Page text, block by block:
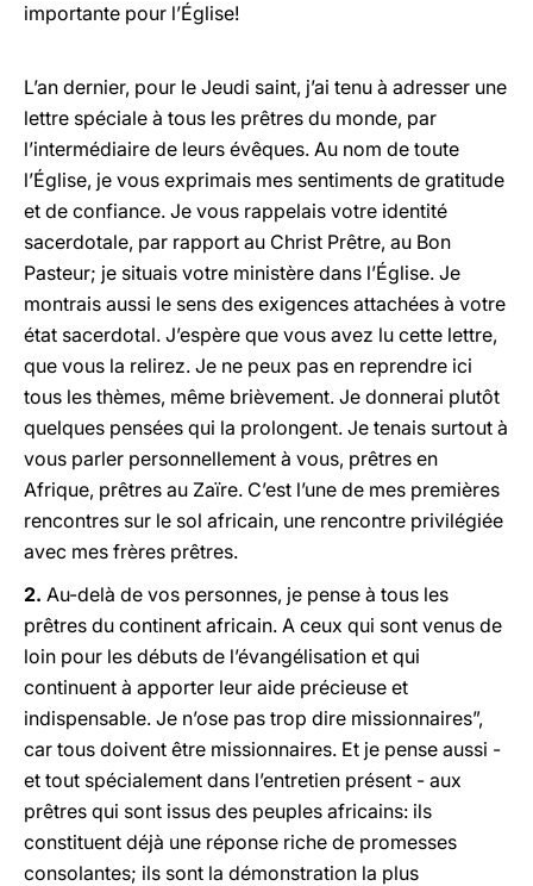
importante pour l’Église!
L’an dernier, pour le Jeudi saint, j’ai tenu à adresser une
lettre spéciale à tous les prêtres du monde, par
l’intermédiaire de leurs évêques. Au nom de toute
l’Église, je vous exprimais mes sentiments de gratitude
et de confiance. Je vous rappelais votre identité
sacerdotale, par rapport au Christ Prêtre, au Bon
Pasteur; je situais votre ministère dans l’Église. Je
montrais aussi le sens des exigences attachées à votre
état sacerdotal. J’espère que vous avez lu cette lettre,
que vous la relirez. Je ne peux pas en reprendre ici
tous les thèmes, même brièvement. Je donnerai plutôt
quelques pensées qui la prolongent. Je tenais surtout à
vous parler personnellement à vous, prêtres en
Afrique, prêtres au Zaïre. C’est l’une de mes premières
rencontres sur le sol africain, une rencontre privilégiée
avec mes frères prêtres.
2. Au-delà de vos personnes, je pense à tous les
prêtres du continent africain. A ceux qui sont venus de
loin pour les débuts de l’évangélisation et qui
continuent à apporter leur aide précieuse et
indispensable. Je n’ose pas trop dire missionnaires”,
car tous doivent être missionnaires. Et je pense aussi -
et tout spécialement dans l’entretien présent - aux
prêtres qui sont issus des peuples africains: ils
constituent déjà une réponse riche de promesses
consolantes; ils sont la démonstration la plus